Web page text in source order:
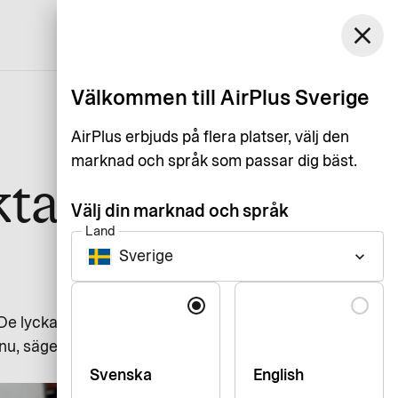
Logga in
close
Välkommen till AirPlus Sverige
AirPlus erbjuds på flera platser, välj den
marknad och språk som passar dig bäst.
Välj din marknad och språk
Land
Sverige keyboard_arrow_down
Språk
Svenska English
full
lyckades tack vare rätt
säger Sophia Palebo,